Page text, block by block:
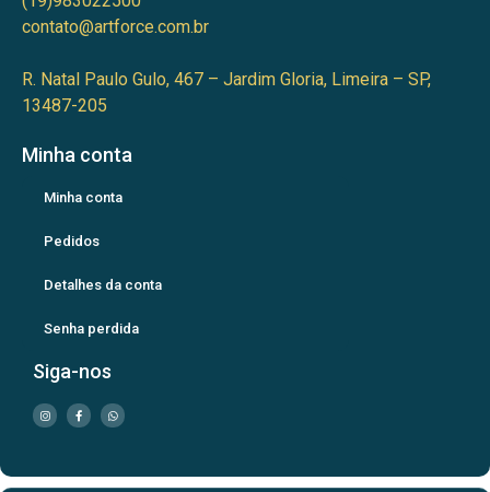
contato@artforce.com.br
R. Natal Paulo Gulo, 467 – Jardim Gloria, Limeira – SP,
13487-205
Minha conta
Minha conta
Pedidos
Detalhes da conta
Senha perdida
Siga-nos